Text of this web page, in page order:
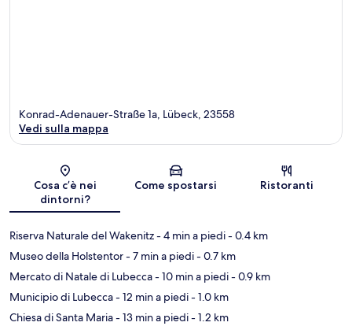
Mappa
Konrad-Adenauer-Straße 1a, Lübeck, 23558
Vedi sulla mappa
Cosa c’è nei
dintorni?
Come spostarsi Ristoranti
Riserva Naturale del Wakenitz- 4 min a piedi- 0.4 km
Museo della Holstentor- 7 min a piedi- 0.7 km
Mercato di Natale di Lubecca- 10 min a piedi- 0.9 km
Municipio di Lubecca- 12 min a piedi- 1.0 km
Chiesa di Santa Maria- 13 min a piedi- 1.2 km